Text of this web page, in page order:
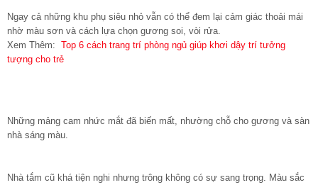
Ngay cả những khu phụ siêu nhỏ vẫn có thể đem lại cảm giác thoải mái
nhờ màu sơn và cách lựa chọn gương soi, vòi rửa.
Xem Thêm: Top 6 cách trang trí phòng ngủ giúp khơi dậy trí tưởng
tượng cho trẻ
Những mảng cam nhức mắt đã biến mất, nhường chỗ cho gương và sàn
nhà sáng màu.
Nhà tắm cũ khá tiện nghi nhưng trông không có sự sang trọng. Màu sắc